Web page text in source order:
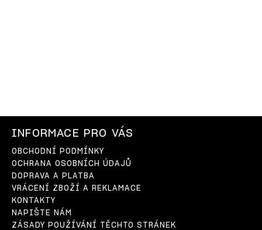
INFORMACE PRO VÁS
OBCHODNÍ PODMÍNKY
OCHRANA OSOBNÍCH ÚDAJŮ
DOPRAVA A PLATBA
VRÁCENÍ ZBOŽÍ A REKLAMACE
KONTAKTY
NAPIŠTE NÁM
ZÁSADY POUŽÍVÁNÍ TĚCHTO STRÁNEK